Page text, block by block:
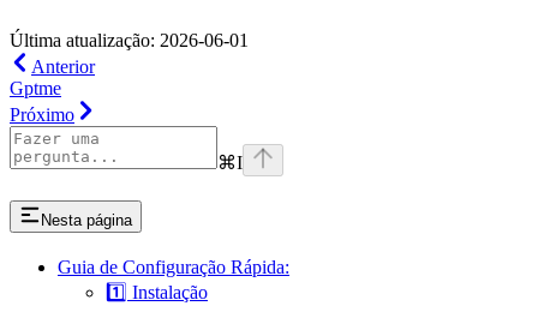
Última atualização: 2026-06-01
Anterior
Gptme
Próximo
⌘I
Nesta página
Guia de Configuração Rápida:
1️⃣ Instalação